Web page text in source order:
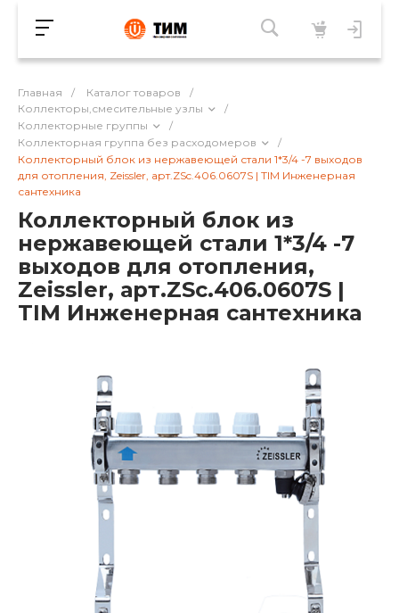
Главная / Каталог товаров
/
Коллекторы,смесительные узлы
/
Коллекторные группы
/
Коллекторная группа без расходомеров
/
Коллекторный блок из нержавеющей стали 1*3/4 -7 выходов
для отопления, Zeissler, арт.ZSc.406.0607S | TIM Инженерная
сантехника
Коллекторный блок из
нержавеющей стали 1*3/4 -7
выходов для отопления,
Zeissler, арт.ZSc.406.0607S |
TIM Инженерная сантехника